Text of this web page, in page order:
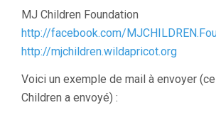
MJ Children Foundation
http://facebook.com/
http://mjchildren.wildapricot.org
Voici un exemple de mail à envoyer
Children a envoyé) :